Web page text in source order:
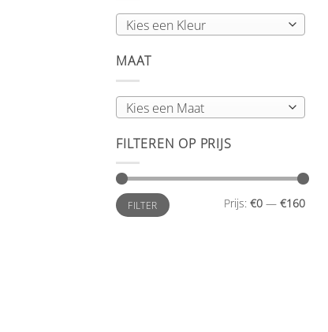
Kies een Kleur
MAAT
Kies een Maat
FILTEREN OP PRIJS
Min.
prijs
Max.
prijsFILTER Prijs: €0 — €160